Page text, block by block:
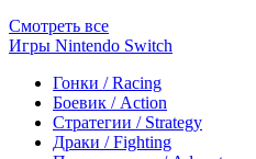
Смотреть все
Игры Nintendo Switch
Гонки / Racing
Боевик / Action
Стратегии / Strategy
Драки / Fighting